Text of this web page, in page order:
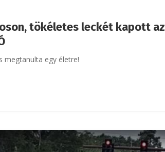
tökéletes leckét kapott az
megtanulta egy életre!